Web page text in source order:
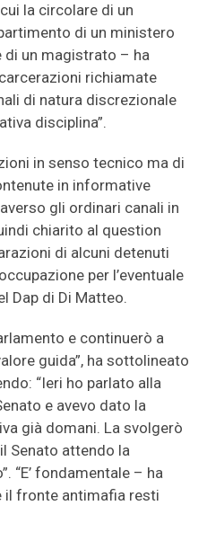
la circolare di un
di un ministero
di un magistrato – ha
richiamate
di natura discrezionale
disciplina”.
in senso tecnico ma di
in informative
gli ordinari canali in
chiarito al question
di alcuni detenuti
per l’eventuale
Dap di Di Matteo.
e continuerò a
guida”, ha sottolineato
“Ieri ho parlato alla
e avevo dato la
già domani. La svolgerò
Senato attendo la
“E’ fondamentale – ha
fronte antimafia resti